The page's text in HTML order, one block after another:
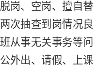
岗、空岗、擅自替
次抽查到岗情况良
从事无关事务等问
外出、请假、上课